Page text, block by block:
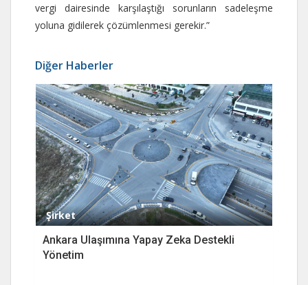
vergi dairesinde karşılaştığı sorunların sadeleşme
yoluna gidilerek çözümlenmesi gerekir.”
Diğer Haberler
Şirket
Ankara Ulaşımına Yapay Zeka Destekli
Yönetim